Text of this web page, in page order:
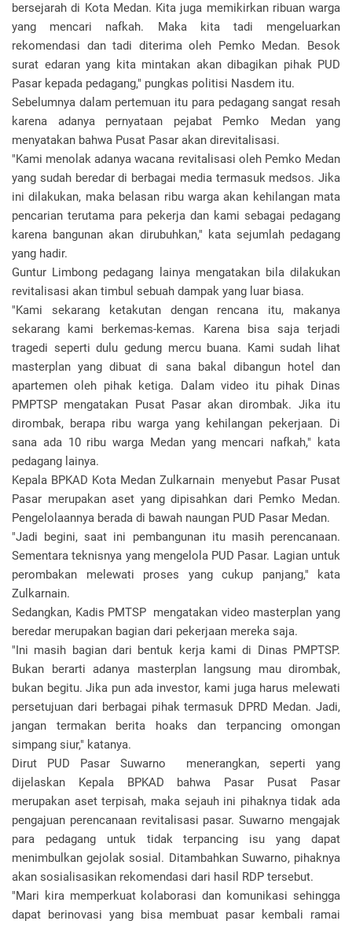
bersejarah di Kota Medan. Kita juga memikirkan ribuan warga
yang mencari nafkah. Maka kita tadi mengeluarkan
rekomendasi dan tadi diterima oleh Pemko Medan. Besok
surat edaran yang kita mintakan akan dibagikan pihak PUD
Pasar kepada pedagang," pungkas politisi Nasdem itu.
Sebelumnya dalam pertemuan itu para pedagang sangat resah
karena adanya pernyataan pejabat Pemko Medan yang
menyatakan bahwa Pusat Pasar akan direvitalisasi.
"Kami menolak adanya wacana revitalisasi oleh Pemko Medan
yang sudah beredar di berbagai media termasuk medsos. Jika
ini dilakukan, maka belasan ribu warga akan kehilangan mata
pencarian terutama para pekerja dan kami sebagai pedagang
karena bangunan akan dirubuhkan," kata sejumlah pedagang
yang hadir.
Guntur Limbong pedagang lainya mengatakan bila dilakukan
revitalisasi akan timbul sebuah dampak yang luar biasa.
"Kami sekarang ketakutan dengan rencana itu, makanya
sekarang kami berkemas-kemas. Karena bisa saja terjadi
tragedi seperti dulu gedung mercu buana. Kami sudah lihat
masterplan yang dibuat di sana bakal dibangun hotel dan
apartemen oleh pihak ketiga. Dalam video itu pihak Dinas
PMPTSP mengatakan Pusat Pasar akan dirombak. Jika itu
dirombak, berapa ribu warga yang kehilangan pekerjaan. Di
sana ada 10 ribu warga Medan yang mencari nafkah," kata
pedagang lainya.
Kepala BPKAD Kota Medan Zulkarnain menyebut Pasar Pusat
Pasar merupakan aset yang dipisahkan dari Pemko Medan.
Pengelolaannya berada di bawah naungan PUD Pasar Medan.
"Jadi begini, saat ini pembangunan itu masih perencanaan.
Sementara teknisnya yang mengelola PUD Pasar. Lagian untuk
perombakan melewati proses yang cukup panjang," kata
Zulkarnain.
Sedangkan, Kadis PMTSP mengatakan video masterplan yang
beredar merupakan bagian dari pekerjaan mereka saja.
"Ini masih bagian dari bentuk kerja kami di Dinas PMPTSP.
Bukan berarti adanya masterplan langsung mau dirombak,
bukan begitu. Jika pun ada investor, kami juga harus melewati
persetujuan dari berbagai pihak termasuk DPRD Medan. Jadi,
jangan termakan berita hoaks dan terpancing omongan
simpang siur," katanya.
Dirut PUD Pasar Suwarno menerangkan, seperti yang
dijelaskan Kepala BPKAD bahwa Pasar Pusat Pasar
merupakan aset terpisah, maka sejauh ini pihaknya tidak ada
pengajuan perencanaan revitalisasi pasar. Suwarno mengajak
para pedagang untuk tidak terpancing isu yang dapat
menimbulkan gejolak sosial. Ditambahkan Suwarno, pihaknya
akan sosialisasikan rekomendasi dari hasil RDP tersebut.
"Mari kira memperkuat kolaborasi dan komunikasi sehingga
dapat berinovasi yang bisa membuat pasar kembali ramai